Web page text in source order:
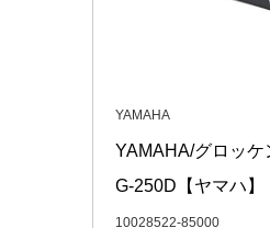
YAMAHA
YAMAHA/グロッケ
G-250D【ヤマハ】
10028522-85000